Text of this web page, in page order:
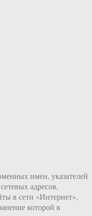
имен, указателей
адресов,
в сети «Интернет»,
которой в